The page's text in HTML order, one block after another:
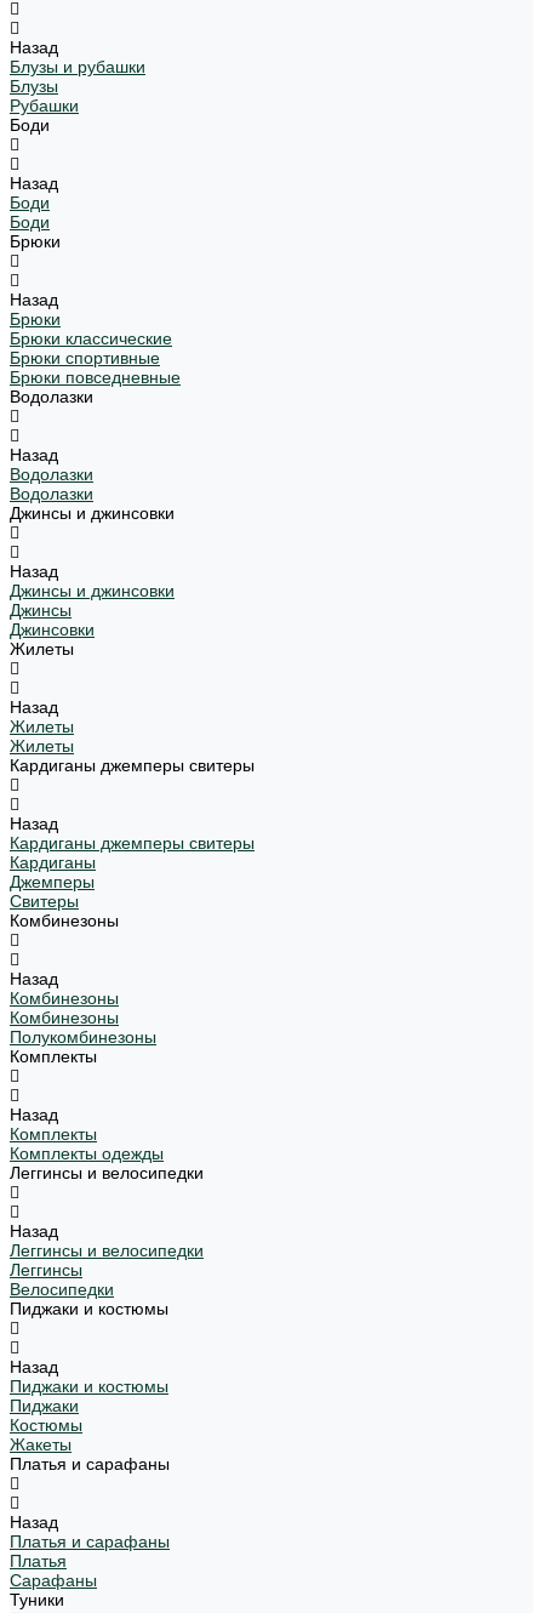
Назад
Блузы и рубашки
Блузы
Рубашки
Боди
Назад
Боди
Боди
Брюки
Назад
Брюки
Брюки классические
Брюки спортивные
Брюки повседневные
Водолазки
Назад
Водолазки
Водолазки
Джинсы и джинсовки
Назад
Джинсы и джинсовки
Джинсы
Джинсовки
Жилеты
Назад
Жилеты
Жилеты
Кардиганы джемперы свитеры
Назад
Кардиганы джемперы свитеры
Кардиганы
Джемперы
Свитеры
Комбинезоны
Назад
Комбинезоны
Комбинезоны
Полукомбинезоны
Комплекты
Назад
Комплекты
Комплекты одежды
Леггинсы и велосипедки
Назад
Леггинсы и велосипедки
Леггинсы
Велосипедки
Пиджаки и костюмы
Назад
Пиджаки и костюмы
Пиджаки
Костюмы
Жакеты
Платья и сарафаны
Назад
Платья и сарафаны
Платья
Сарафаны
Туники